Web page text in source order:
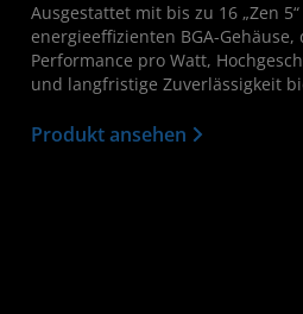
Ausgestattet mit bis zu 16 „Zen
energieeffizienten BGA-
Performance pro Watt,
und langfristige Zuverlässigkeit
Produkt ansehen